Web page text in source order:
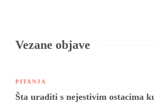
Vezane objave
PITANJA
Šta uraditi s nejestivim ostacima